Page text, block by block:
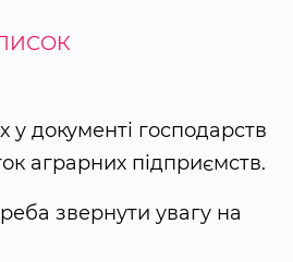
у документі господарств
аграрних підприємств.
звернути увагу на